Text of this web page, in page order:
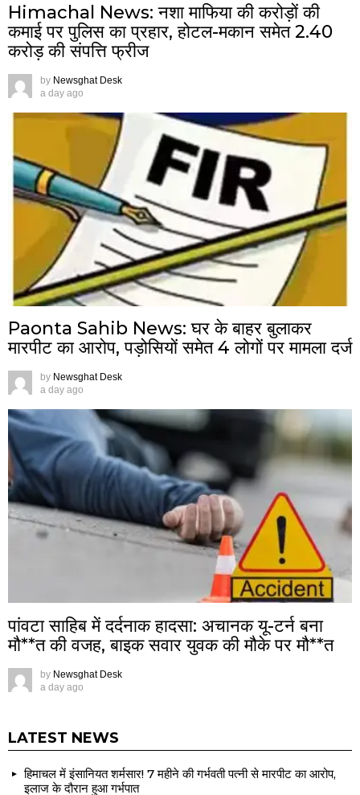
Himachal News: नशा माफिया की करोड़ों की
कमाई पर पुलिस का प्रहार, होटल-मकान समेत 2.40
करोड़ की संपत्ति फ्रीज
by Newsghat Desk
a day ago
Paonta Sahib News: घर के बाहर बुलाकर
मारपीट का आरोप, पड़ोसियों समेत 4 लोगों पर मामला दर्ज
by Newsghat Desk
a day ago
पांवटा साहिब में दर्दनाक हादसा: अचानक यू-टर्न बना
मौ**त की वजह, बाइक सवार युवक की मौके पर मौ**त
by Newsghat Desk
a day ago
LATEST NEWS
हिमाचल में इंसानियत शर्मसार! 7 महीने की गर्भवती पत्नी से मारपीट का आरोप,
इलाज के दौरान हुआ गर्भपात